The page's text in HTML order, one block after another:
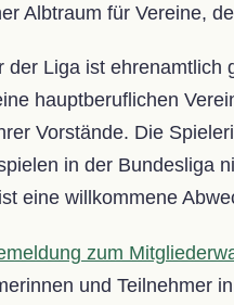
Albtraum für Vereine,
der Liga ist
hauptberuflichen
Vorstände. Die
in der Bundesliga
eine willkommene
zum
und Teilnehmer